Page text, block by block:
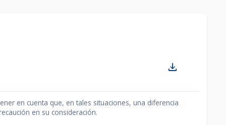
en cuenta que, en tales situaciones, una diferencia
en su consideración.